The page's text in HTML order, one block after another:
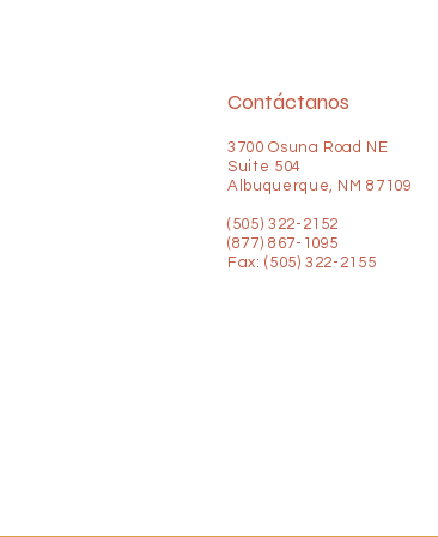
Contáctanos
3700 Osuna Road NE
Suite 504
Albuquerque, NM 87109
(505) 322-2152
(877) 867-1095
Fax: (505) 322-2155